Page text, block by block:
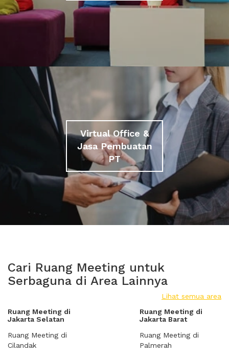
Virtual Office &
Jasa Pembuatan
PT
Cari Ruang Meeting untuk
Serbaguna di Area Lainnya
Lihat semua area
Ruang Meeting di
Jakarta Selatan
Ruang Meeting di
Cilandak
Ruang Meeting di
Jakarta Barat
Ruang Meeting di
Palmerah